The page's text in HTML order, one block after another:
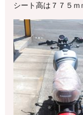
シート高は７７５